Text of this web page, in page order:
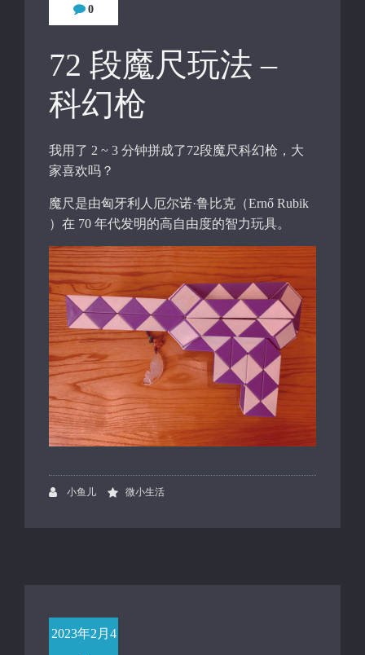
0
72 段魔尺玩法 –
科幻枪
我用了 2 ~ 3 分钟拼成了72段魔尺科幻枪，大
家喜欢吗？
魔尺是由匈牙利人厄尔诺·鲁比克（Ernő Rubik
）在 70 年代发明的高自由度的智力玩具。
小鱼儿 微小生活
2023年2月4